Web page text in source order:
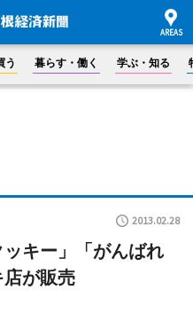
う 暮らす・働く 学ぶ・知る
2013.02.28
キー」「がんばれ
が販売